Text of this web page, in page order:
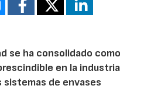
se ha consolidado como
en la industria
de envases